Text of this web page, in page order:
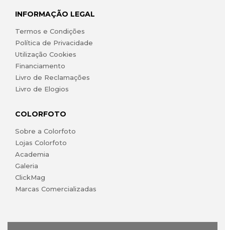
INFORMAÇÃO LEGAL
Termos e Condições
Política de Privacidade
Utilização Cookies
Financiamento
Livro de Reclamações
Livro de Elogios
COLORFOTO
Sobre a Colorfoto
Lojas Colorfoto
Academia
Galeria
ClickMag
Marcas Comercializadas